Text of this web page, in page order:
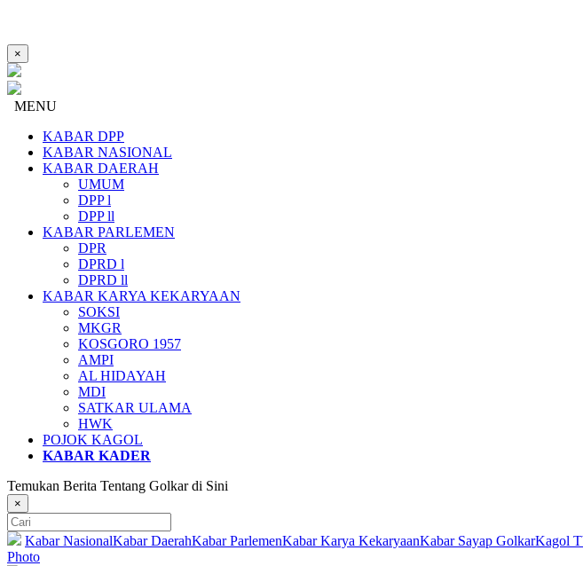
×
MENU
KABAR DPP
KABAR NASIONAL
KABAR DAERAH
UMUM
DPP l
DPP ll
KABAR PARLEMEN
DPR
DPRD l
DPRD ll
KABAR KARYA KEKARYAAN
SOKSI
MKGR
KOSGORO 1957
AMPI
AL HIDAYAH
MDI
SATKAR ULAMA
HWK
POJOK KAGOL
KABAR KADER
Temukan Berita Tentang Golkar di Sini
×
Kabar NasionalKabar DaerahKabar ParlemenKabar Karya KekaryaanKabar Sayap GolkarKagol
Photo